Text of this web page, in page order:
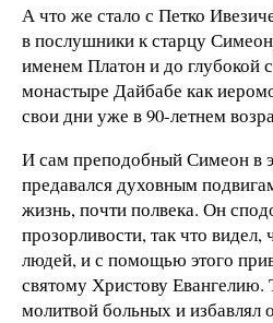
А что же стало с Петко
в послушники к старцу
именем Платон и до глубокой
монастыре Дайбабе как
свои дни уже в 90-летнем
И сам преподобный Симеон в
предавался духовным
жизнь, почти полвека. Он
прозорливости, так что
людей, и с помощью этого
святому Христову Евангелию.
молитвой больных и избавлял